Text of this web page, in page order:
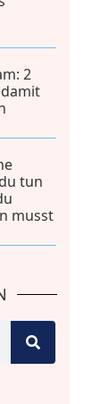
2
tun
musst